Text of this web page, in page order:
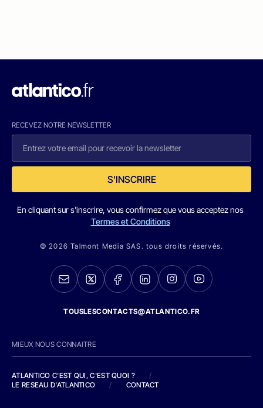
RECEVEZ NOTRE NEWSLETTER
S'INSCRIRE
En cliquant sur s'inscrire, vous confirmez que vous acceptez nos
Termes et Conditions
© 2026 Talmont Media SAS. tous droits réservés.
TOUSLESCONTACTS@ATLANTICO.FR
MIEUX NOUS CONNAITRE
ATLANTICO C'EST QUI, C'EST QUOI ?
/
LE RESEAU D'ATLANTICO
/ CONTACT